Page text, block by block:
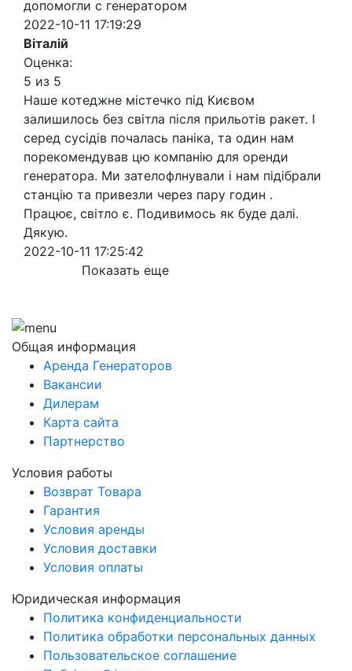
допомогли с генератором
2022-10-11 17:19:29
Віталій
Оценка:
5 из 5
Наше котеджне містечко під Києвом
залишилось без світла після прильотів ракет. І
серед сусідів почалась паніка, та один нам
порекомендував цю компанію для оренди
генератора. Ми зателофлнували і нам підібрали
станцію та привезли через пару годин .
Працює, світло є. Подивимось як буде далі.
Дякую.
2022-10-11 17:25:42
Показать еще
Общая информация
Аренда Генераторов
Вакансии
Дилерам
Карта сайта
Партнерство
Условия работы
Возврат Товара
Гарантия
Условия аренды
Условия доставки
Условия оплаты
Юридическая информация
Политика конфиденциальности
Политика обработки персональных данных
Пользовательское соглашение